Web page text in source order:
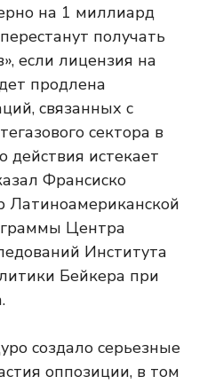
на 1 миллиард
получать
если лицензия на
продлена
связанных с
сектора в
действия истекает
Франсиско
Латиноамериканской
Центра
Института
Бейкера при
создало серьезные
оппозиции, в том